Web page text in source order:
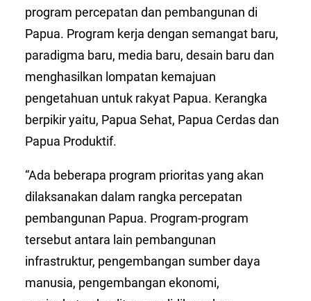
program percepatan dan pembangunan di
Papua. Program kerja dengan semangat baru,
paradigma baru, media baru, desain baru dan
menghasilkan lompatan kemajuan
pengetahuan untuk rakyat Papua. Kerangka
berpikir yaitu, Papua Sehat, Papua Cerdas dan
Papua Produktif.
“Ada beberapa program prioritas yang akan
dilaksanakan dalam rangka percepatan
pembangunan Papua. Program-program
tersebut antara lain pembangunan
infrastruktur, pengembangan sumber daya
manusia, pengembangan ekonomi,